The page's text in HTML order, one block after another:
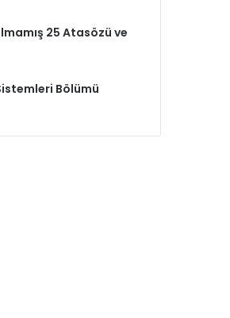
25 Atasözü ve
Bölümü